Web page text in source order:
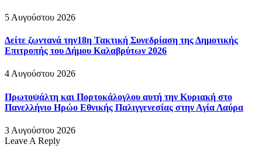
5 Αυγούστου 2026
Δείτε ζωντανά την18η Τακτική Συνεδρίαση της Δημοτικής
Επιτροπής του Δήμου Καλαβρύτων 2026
4 Αυγούστου 2026
Πρωτοψάλτη και Πορτοκάλογλου αυτή την Κυριακή στο
Πανελλήνιο Ηρώο Εθνικής Παλιγγενεσίας στην Αγία Λαύρα
3 Αυγούστου 2026
Leave A Reply